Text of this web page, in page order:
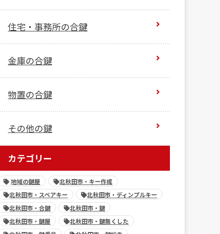
住宅・事務所の合鍵
金庫の合鍵
物置の合鍵
その他の鍵
カテゴリー
地域の鍵屋
北秋田市・キー作成
北秋田市・スペアキー
北秋田市・ディンプルキー
北秋田市・合鍵
北秋田市・鍵
北秋田市・鍵屋
北秋田市・鍵無くした